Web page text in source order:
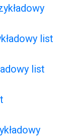
list
list